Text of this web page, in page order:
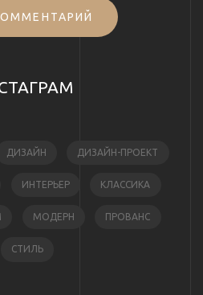
ДИЗАЙН ДИЗАЙН-ПРОЕКТ
ИНТЕРЬЕР КЛАССИКА
МОДЕРН ПРОВАНС
СТИЛЬ